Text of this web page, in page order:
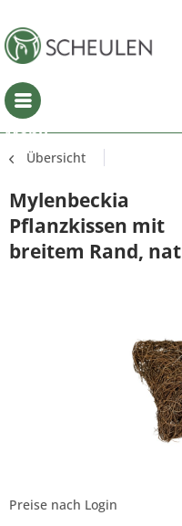
Menü
Übersicht
Mylenbeckia
Pflanzkissen mit
breitem Rand,
Preise nach Login